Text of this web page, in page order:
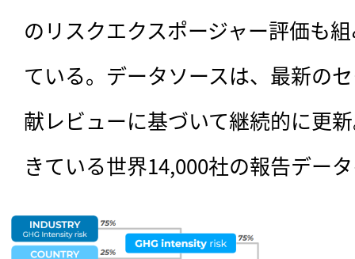
のリスクエクスポージャー評価も
ている。データソースは、最新の
献レビューに基づいて継続的に更
きている世界14,000社の報告デー